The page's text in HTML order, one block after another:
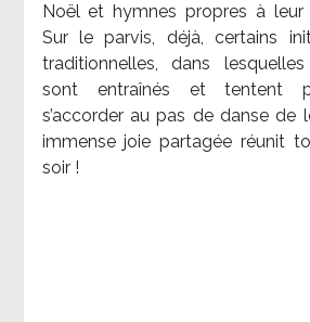
Noël et hymnes propres à leur
Sur le parvis, déjà, certains
traditionnelles, dans
sont entraînés et tentent
s’accorder au pas de danse de
immense joie partagée réunit
soir !